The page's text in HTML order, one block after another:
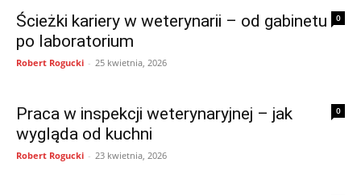
0
Ścieżki kariery w weterynarii – od gabinetu
po laboratorium
Robert Rogucki - 25 kwietnia, 2026
0
Praca w inspekcji weterynaryjnej – jak
wygląda od kuchni
Robert Rogucki - 23 kwietnia, 2026